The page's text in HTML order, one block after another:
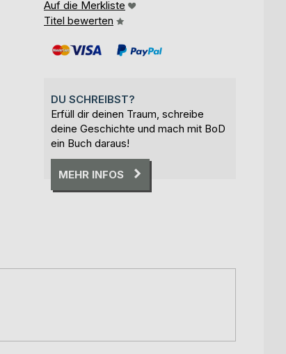
Auf die Merkliste
Titel bewerten
DU SCHREIBST?
Erfüll dir deinen Traum, schreibe
deine Geschichte und mach mit BoD
ein Buch daraus!
MEHR INFOS